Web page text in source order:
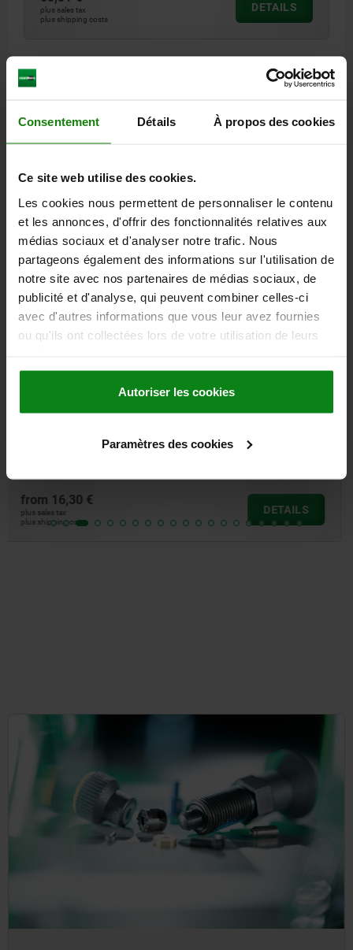
Consentement Détails À propos des cookies
Ce site web utilise des cookies.
Les cookies nous permettent de personnaliser le contenu
et les annonces, d'offrir des fonctionnalités relatives aux
médias sociaux et d'analyser notre trafic. Nous
partageons également des informations sur l'utilisation de
notre site avec nos partenaires de médias sociaux, de
publicité et d'analyse, qui peuvent combiner celles-ci
avec d'autres informations que vous leur avez fournies
ou qu'ils ont collectées lors de votre utilisation de leurs
Autoriser les cookies
Paramètres des cookies
plus sales tax
plus shipping costs
DETAILS
DETAILS
CAD
DOWNLOADS
Other customers also bought
DETAILS
81400-20
Signal towers, LED green, yellow, red, Ø 70
plus shipping costs